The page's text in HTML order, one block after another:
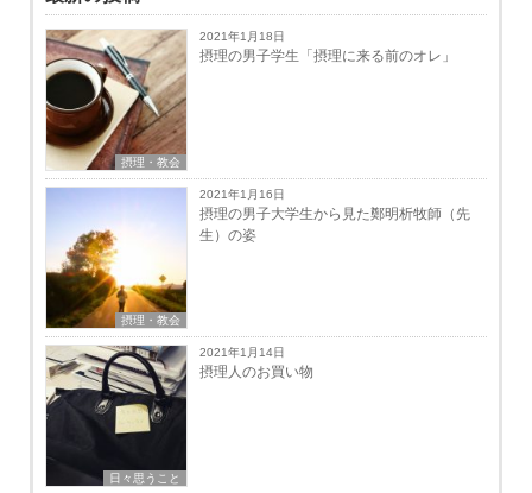
摂理・教会
2021年1月18日
摂理の男子学生「摂理に来る前のオレ」
摂理・教会
2021年1月16日
摂理の男子大学生から見た鄭明析牧師（先
生）の姿
日々思うこと
2021年1月14日
摂理人のお買い物